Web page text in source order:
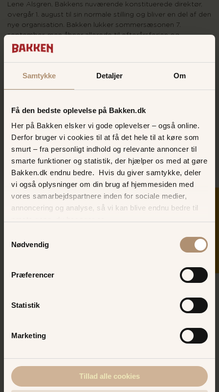
Samtykke Detaljer Om
Få den bedste oplevelse på Bakken.dk
Her på Bakken elsker vi gode oplevelser – også online.
Derfor bruger vi cookies til at få det hele til at køre som
smurt – fra personligt indhold og relevante annoncer til
smarte funktioner og statistik, der hjælper os med at gøre
Bakken.dk endnu bedre. Hvis du giver samtykke, deler
vi også oplysninger om din brug af hjemmesiden med
vores samarbejdspartnere inden for sociale medier,
annoncering og analyse, så vi kan blive endnu bedre til
Nødvendig
Præferencer
Statistik
Marketing
Tillad alle cookies
SKER I DAG
Lene Alsgren, Bakkens nuværende konstituerede direktør,
overgår 1. august til sin normale stilling og bliver en del af den
nye organisation. Bakken lukker sommersæsonen 7.
september, men åbner allerede til efterårsferien og
Halloween 11. oktober. Bakken har allerede rundet knap en
30. juni 2025
Om Bakken
Dyrehavsbakken er verdens ældste
eksisterende forlystelsespark. Bakken